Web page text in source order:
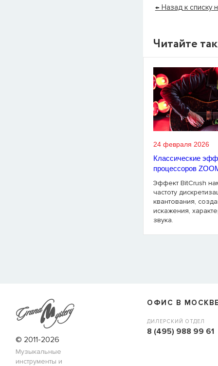
← Назад к списку
Читайте
24 февраля 2026
Классические
процессоров
Эффект BitCrush
частоту
квантования,
искажения,
звука.
© 2011-2026
Музыкальные
инструменты и
ОФИС В
ДИЛЕРСКИЙ ОТДЕЛ
8 (495) 988 99 61